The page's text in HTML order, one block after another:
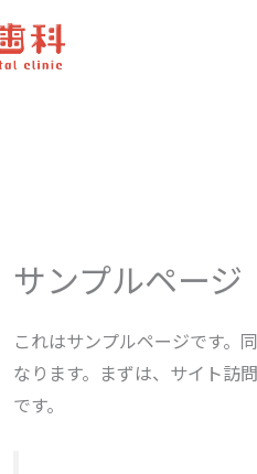
サンプルページ
これはサンプルページです。
なります。まずは、サイト訪
です。